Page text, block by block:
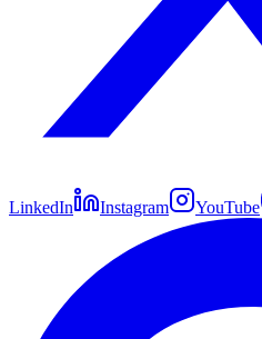
LinkedIn Instagram YouTube